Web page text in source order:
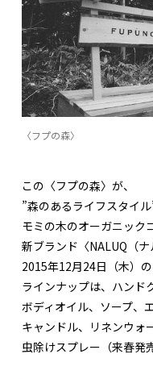
〈フプの森〉
この〈フプの森〉が、
”森のあるライフスタイル
モミの木のオーガニック
新ブランド〈NALUQ（
2015年12月24日（木）
ラインナップは、ハンド
ボディオイル、ソープ、
キャンドル、リネンウォ
虫除けスプレー（来春発